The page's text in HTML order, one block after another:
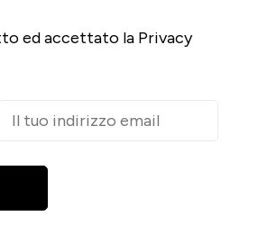
ed accettato la Privacy